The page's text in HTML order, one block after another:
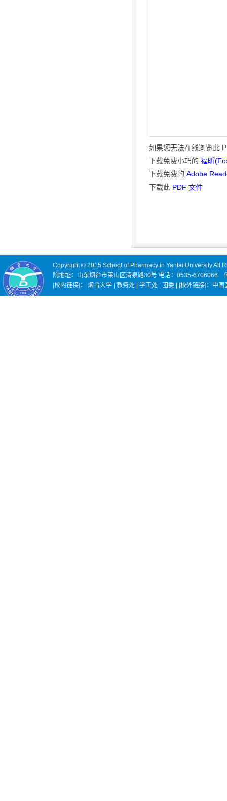
如果您无法在线浏览此
下载免费小巧的 福昕
下载免费的 Adobe
下载此 PDF 文件
Copyright © 2015 School of Pharmacy in Yantai University All
院地址：山东烟台市莱山区清泉路30号 电话：0535-
[校内链接]： 烟台大学 | 教务处 | 学工处 | 团委 | [校外链接]：中